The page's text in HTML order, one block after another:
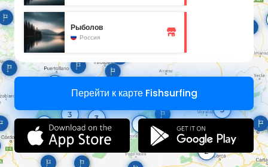
Рыболов
Россия
Перейти к карте Fishsurfing